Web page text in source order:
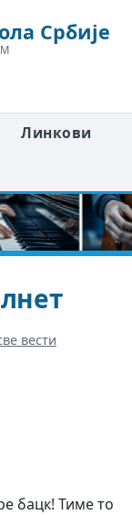
Србије
Линкови
вести
бацк! Тиме то